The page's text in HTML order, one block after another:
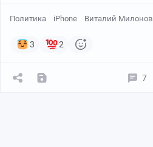
Политика iPhone Виталий Милонов
3 2
7